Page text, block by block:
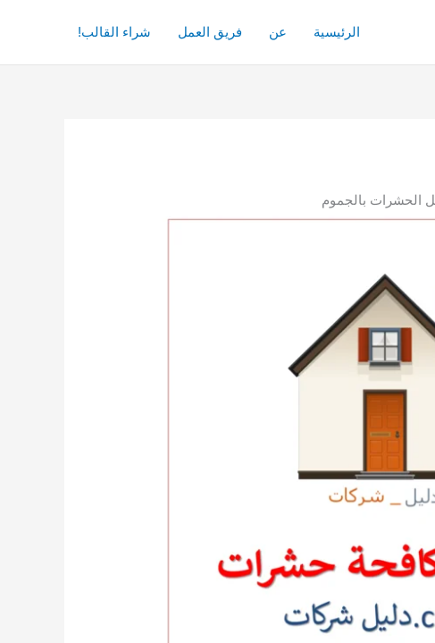
الرئيسية عن فريق العمل شراء القالب!